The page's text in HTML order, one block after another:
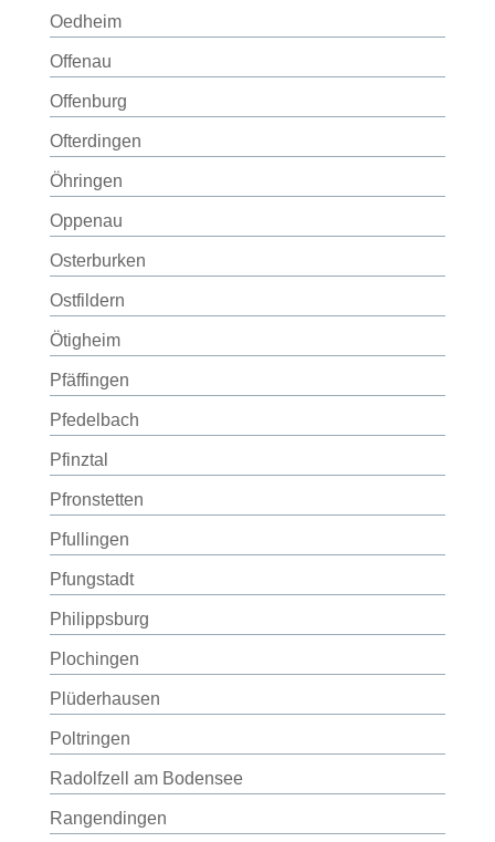
Oedheim
Offenau
Offenburg
Ofterdingen
Öhringen
Oppenau
Osterburken
Ostfildern
Ötigheim
Pfäffingen
Pfedelbach
Pfinztal
Pfronstetten
Pfullingen
Pfungstadt
Philippsburg
Plochingen
Plüderhausen
Poltringen
Radolfzell am Bodensee
Rangendingen